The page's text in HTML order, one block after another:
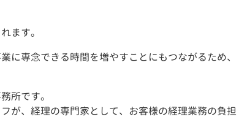
ます。
専念できる時間を増やすことにもつながるため、
所です。
が、経理の専門家として、お客様の経理業務の負担